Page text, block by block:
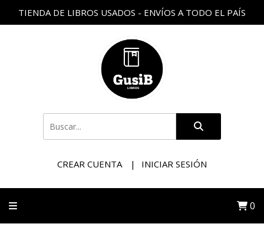
TIENDA DE LIBROS USADOS - ENVÍOS A TODO EL PAÍS
CREAR CUENTA INICIAR SESIÓN
0